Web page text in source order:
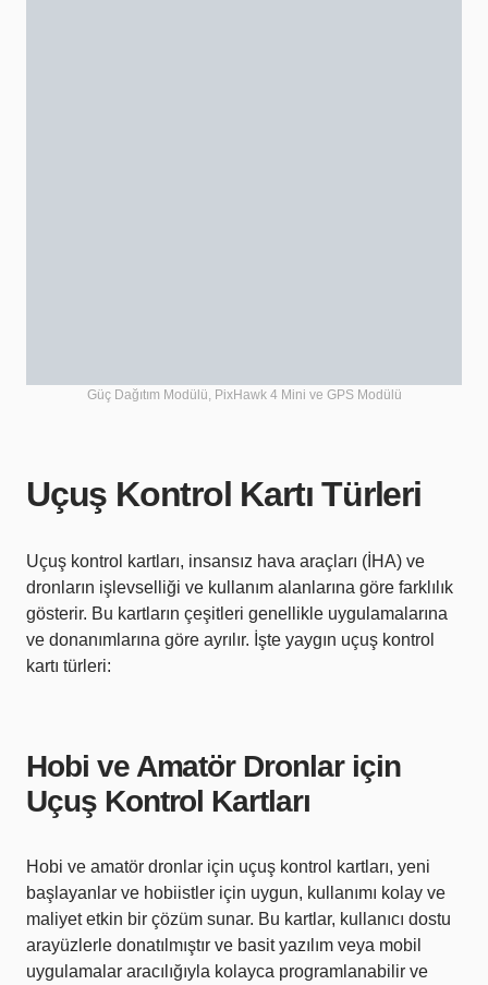
Güç Dağıtım Modülü, PixHawk 4 Mini ve GPS Modülü
Uçuş Kontrol Kartı Türleri
Uçuş kontrol kartları, insansız hava araçları (İHA) ve
dronların işlevselliği ve kullanım alanlarına göre farklılık
gösterir. Bu kartların çeşitleri genellikle uygulamalarına
ve donanımlarına göre ayrılır. İşte yaygın uçuş kontrol
kartı türleri:
Hobi ve Amatör Dronlar için
Uçuş Kontrol Kartları
Hobi ve amatör dronlar için uçuş kontrol kartları, yeni
başlayanlar ve hobiistler için uygun, kullanımı kolay ve
maliyet etkin bir çözüm sunar. Bu kartlar, kullanıcı dostu
arayüzlerle donatılmıştır ve basit yazılım veya mobil
uygulamalar aracılığıyla kolayca programlanabilir ve